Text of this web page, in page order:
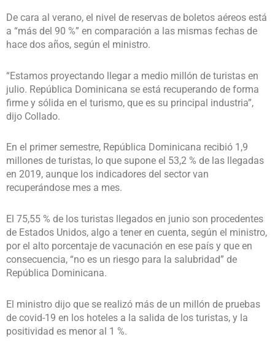
De cara al verano, el nivel de reservas de boletos aéreos está
a “más del 90 %” en comparación a las mismas fechas de
hace dos años, según el ministro.
“Estamos proyectando llegar a medio millón de turistas en
julio. República Dominicana se está recuperando de forma
firme y sólida en el turismo, que es su principal industria”,
dijo Collado.
En el primer semestre, República Dominicana recibió 1,9
millones de turistas, lo que supone el 53,2 % de las llegadas
en 2019, aunque los indicadores del sector van
recuperándose mes a mes.
El 75,55 % de los turistas llegados en junio son procedentes
de Estados Unidos, algo a tener en cuenta, según el ministro,
por el alto porcentaje de vacunación en ese país y que en
consecuencia, “no es un riesgo para la salubridad” de
República Dominicana.
El ministro dijo que se realizó más de un millón de pruebas
de covid-19 en los hoteles a la salida de los turistas, y la
positividad es menor al 1 %.